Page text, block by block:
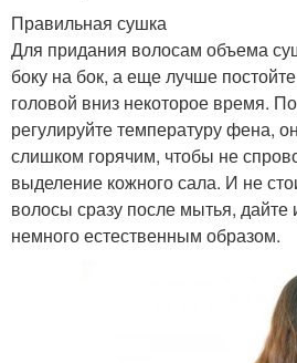
Правильная сушка
Для придания волосам объема
боку на бок, а еще лучше
головой вниз некоторое время.
регулируйте температуру фена,
слишком горячим, чтобы не
выделение кожного сала. И не
волосы сразу после мытья, дайте
немного естественным образом.